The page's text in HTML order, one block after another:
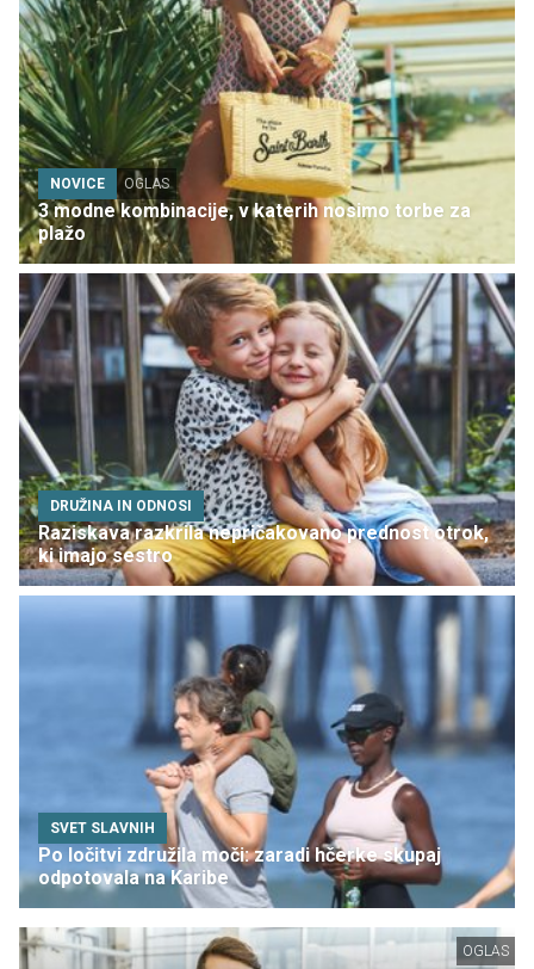
NOVICE OGLAS
3 modne kombinacije, v katerih nosimo torbe za
plažo
DRUŽINA IN ODNOSI
Raziskava razkrila nepričakovano prednost otrok,
ki imajo sestro
SVET SLAVNIH
Po ločitvi združila moči: zaradi hčerke skupaj
odpotovala na Karibe
OGLAS